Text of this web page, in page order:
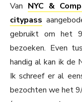
Van NYC &
citypass
gebruikt om het
bezoeken. Even
handig al kan ik de
Ik schreef er al
bezochten we het